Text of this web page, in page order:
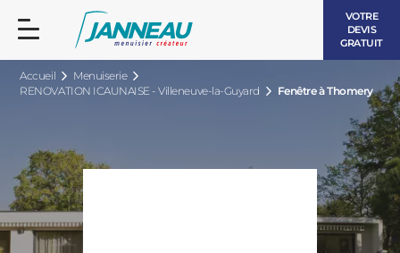
VOTRE
DEVIS
GRATUIT
Accueil
Menuiserie
RENOVATION ICAUNAISE - Villeneuve-la-Guyard
Fenêtre à Thomery
FENÊTRES ET PORTES-FENÊTRES
BAIES VITRÉES